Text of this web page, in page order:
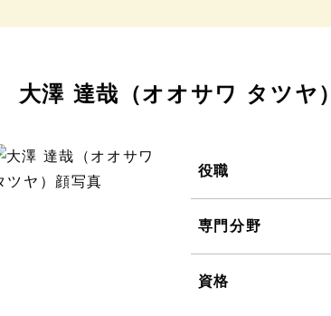
大澤 達哉（オオサワ タツヤ）
役職
専門分野
資格